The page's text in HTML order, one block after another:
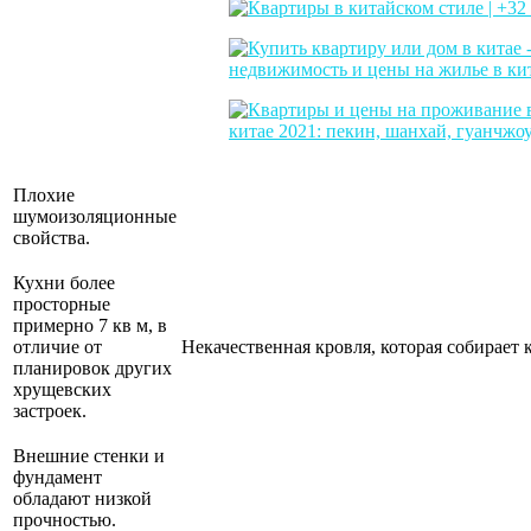
Плохие
шумоизоляционные
свойства.
Кухни более
просторные
примерно 7 кв м, в
отличие от
планировок других
хрущевских
застроек.
Некачественная кровля, которая собирает
Внешние стенки и
фундамент
обладают низкой
прочностью.